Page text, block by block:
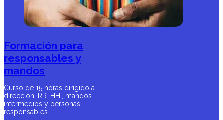
Formación para
responsables y
mandos
Curso de 15 horas dirigido a
dirección, RR. HH., mandos
intermedios y personas
responsables.